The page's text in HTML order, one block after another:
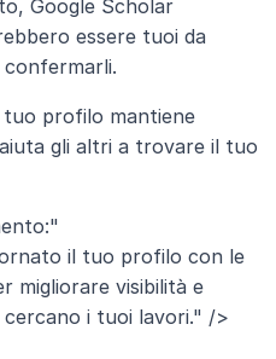
Google Scholar
essere tuoi da
confermarli.
profilo mantiene
gli altri a trovare il tuo
il tuo profilo con le
migliorare visibilità e
cercano i tuoi lavori." />